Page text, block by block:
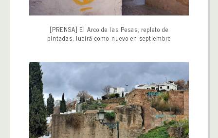
[PRENSA] El Arco de las Pesas, repleto de
pintadas, lucirá como nuevo en septiembre